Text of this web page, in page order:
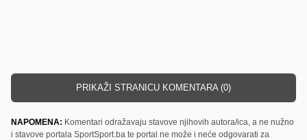
PRIKAŽI STRANICU KOMENTARA (0)
NAPOMENA: Komentari odražavaju stavove njihovih autora/ica, a ne nužno
i stavove portala SportSport.ba te portal ne može i neće odgovarati za